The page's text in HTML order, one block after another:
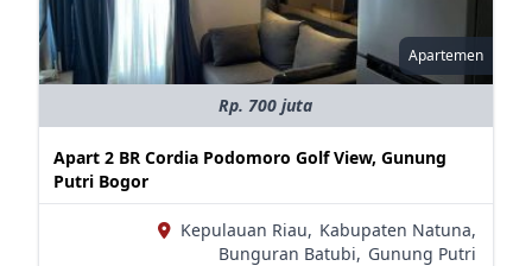
Apartemen
Rp. 700 juta
Apart 2 BR Cordia Podomoro Golf View, Gunung
Putri Bogor
Kepulauan Riau, Kabupaten Natuna,
Bunguran Batubi, Gunung Putri